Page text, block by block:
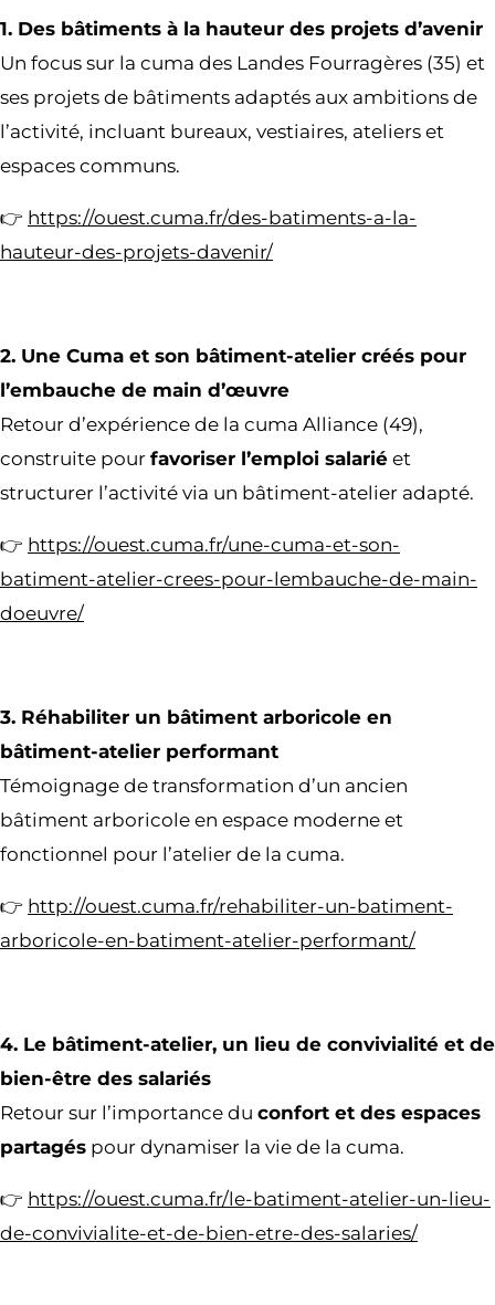
1. Des bâtiments à la hauteur des projets d’avenir
Un focus sur la cuma des Landes Fourragères (35) et
ses projets de bâtiments adaptés aux ambitions de
l’activité, incluant bureaux, vestiaires, ateliers et
espaces communs.
👉 https://ouest.cuma.fr/des-batiments-a-la-
hauteur-des-projets-davenir/
2. Une Cuma et son bâtiment-atelier créés pour
l’embauche de main d’œuvre
Retour d’expérience de la cuma Alliance (49),
construite pour favoriser l’emploi salarié et
structurer l’activité via un bâtiment-atelier adapté.
👉 https://ouest.cuma.fr/une-cuma-et-son-
batiment-atelier-crees-pour-lembauche-de-main-
doeuvre/
3. Réhabiliter un bâtiment arboricole en
bâtiment-atelier performant
Témoignage de transformation d’un ancien
bâtiment arboricole en espace moderne et
fonctionnel pour l’atelier de la cuma.
👉 http://ouest.cuma.fr/rehabiliter-un-batiment-
arboricole-en-batiment-atelier-performant/
4. Le bâtiment-atelier, un lieu de convivialité et de
bien-être des salariés
Retour sur l’importance du confort et des espaces
partagés pour dynamiser la vie de la cuma.
👉 https://ouest.cuma.fr/le-batiment-atelier-un-lieu-
de-convivialite-et-de-bien-etre-des-salaries/